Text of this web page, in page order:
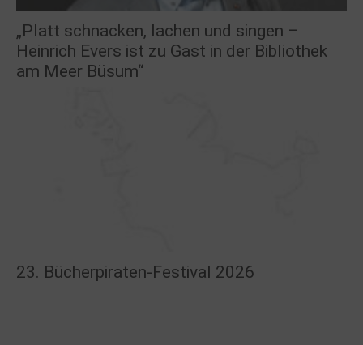
„Platt schnacken, lachen und singen –
Heinrich Evers ist zu Gast in der Bibliothek
am Meer Büsum“
23. Bücherpiraten-Festival 2026